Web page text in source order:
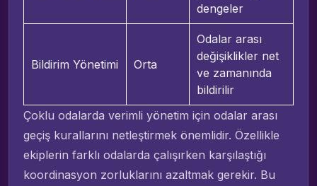
dengeler
Bildirim Yönetimi Orta
Odalar arası
değişiklikler net
ve zamanında
bildirilir
Çoklu odalarda verimli yönetim için odalar arası
geçiş kurallarını netleştirmek önemlidir. Özellikle
ekiplerin farklı odalarda çalışırken karşılaştığı
koordinasyon zorluklarını azaltmak gerekir. Bu